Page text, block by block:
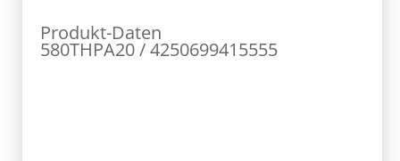
Produkt-Daten
580THPA20 / 4250699415555